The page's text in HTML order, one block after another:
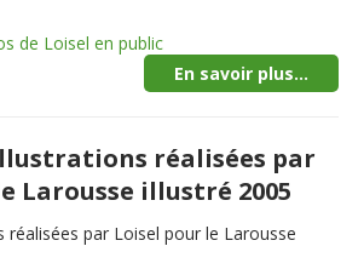
de Loisel en public
En savoir plus...
illustrations réalisées par
Larousse illustré 2005
réalisées par Loisel pour le Larousse